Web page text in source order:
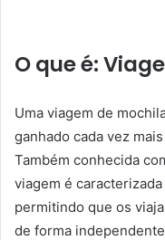
O que é:
Uma viagem de
ganhado cada vez
Também conhecida
viagem é
permitindo que os
de forma